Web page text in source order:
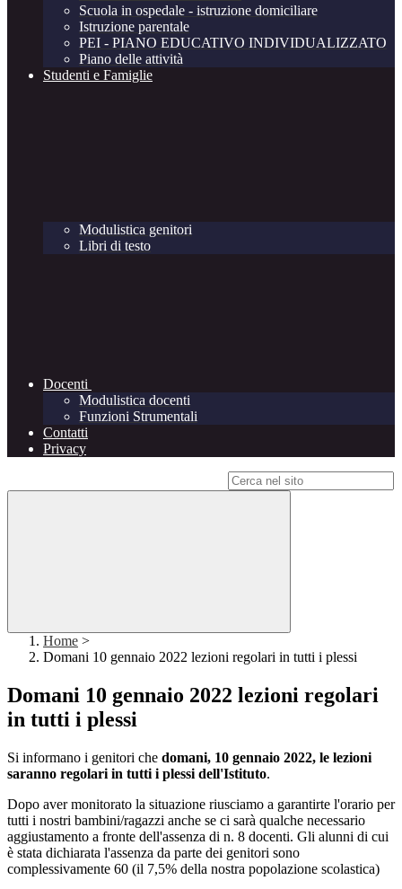
Scuola in ospedale - istruzione domiciliare
Istruzione parentale
PEI - PIANO EDUCATIVO INDIVIDUALIZZATO
Piano delle attività
Studenti e Famiglie
Modulistica genitori
Libri di testo
Docenti
Modulistica docenti
Funzioni Strumentali
Contatti
Privacy
Home >
Domani 10 gennaio 2022 lezioni regolari in tutti i plessi
Domani 10 gennaio 2022 lezioni regolari
in tutti i plessi
Si informano i genitori che domani, 10 gennaio 2022, le lezioni
saranno regolari in tutti i plessi dell'Istituto.
Dopo aver monitorato la situazione riusciamo a garantirte l'orario per
tutti i nostri bambini/ragazzi anche se ci sarà qualche necessario
aggiustamento a fronte dell'assenza di n. 8 docenti. Gli alunni di cui
è stata dichiarata l'assenza da parte dei genitori sono
complessivamente 60 (il 7,5% della nostra popolazione scolastica)